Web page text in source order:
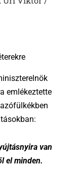
emlékeztette
van
el minden.